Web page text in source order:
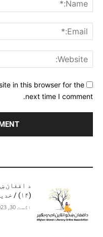
in this browser for the
next time I comment.
د افغان
(۱۴) / خدیجه نسا
اګست 30, 2023